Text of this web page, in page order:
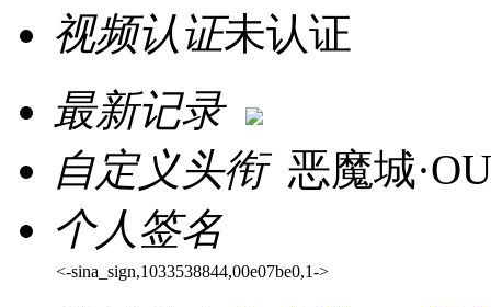
视频认证未认证
最新记录
自定义头衔 恶魔城
个人签名
<-sina_sign,1033538844,00e07be0,1->